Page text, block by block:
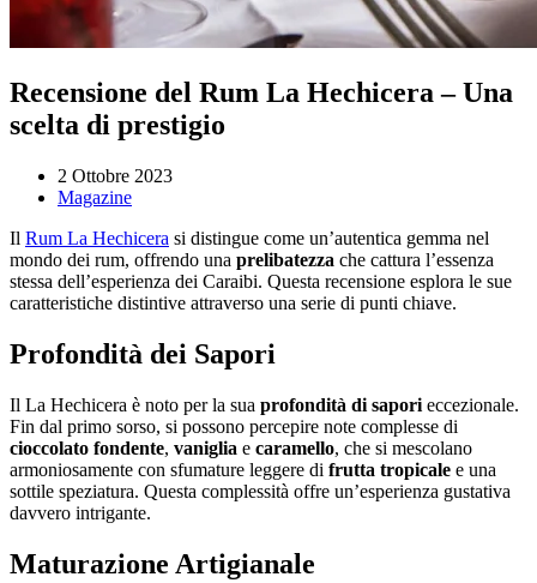
Recensione del Rum La Hechicera – Una
scelta di prestigio
2 Ottobre 2023
Magazine
Il Rum La Hechicera si distingue come un’autentica gemma nel
mondo dei rum, offrendo una prelibatezza che cattura l’essenza
stessa dell’esperienza dei Caraibi. Questa recensione esplora le sue
caratteristiche distintive attraverso una serie di punti chiave.
Profondità dei Sapori
Il La Hechicera è noto per la sua profondità di sapori eccezionale.
Fin dal primo sorso, si possono percepire note complesse di
cioccolato fondente, vaniglia e caramello, che si mescolano
armoniosamente con sfumature leggere di frutta tropicale e una
sottile speziatura. Questa complessità offre un’esperienza gustativa
davvero intrigante.
Maturazione Artigianale